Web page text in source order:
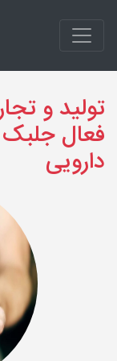
تولید و
فعال جلبک
دارویی